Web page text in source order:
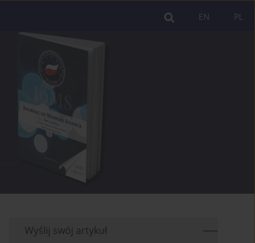
PL
EN
Wyślij swój artykuł